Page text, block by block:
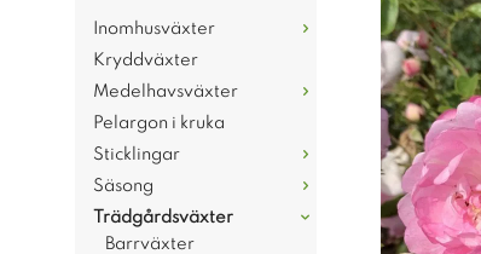
Inomhusväxter
Kryddväxter
Medelhavsväxter
Pelargon i kruka
Sticklingar
Säsong
Trädgårdsväxter
Barrväxter